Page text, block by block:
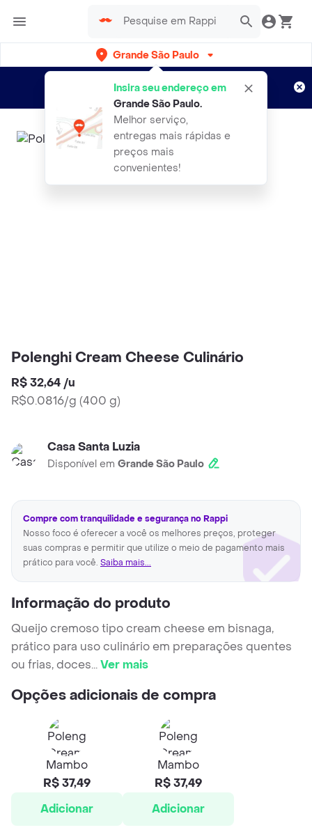
Grande São Paulo
Insira seu endereço em
Grande São Paulo.
Melhor serviço,
entregas mais rápidas e
preços mais
convenientes!
Entregas grátis por 15 dias!
Aplicam T&C
Polenghi Cream Cheese Culinário
R$ 32,64 /u
R$0.0816/g (400 g)
Casa Santa Luzia
Disponível em Grande São Paulo
Compre com tranquilidade e segurança no Rappi
Nosso foco é oferecer a você os melhores preços, proteger
suas compras e permitir que utilize o meio de pagamento mais
prático para você. Saiba mais...
Informação do produto
Queijo cremoso tipo cream cheese em bisnaga,
prático para uso culinário em preparações quentes
ou frias, doces...Ver mais
Opções adicionais de compra
Mambo
R$ 37,49
Adicionar
Mambo
R$ 37,49
Adicionar